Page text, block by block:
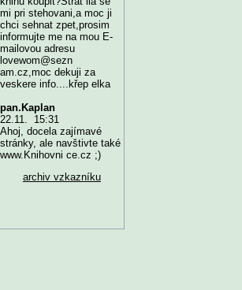
mi pri stehovani,a moc ji
chci sehnat zpet,prosim
informujte me na mou E-
mailovou adresu
lovewom@sezn
am.cz,moc dekuji za
veskere info....křep elka
pan.Kaplan
22.11. 15:31
Ahoj, docela zajímavé
stránky, ale navštivte také
www.Knihovni ce.cz ;)
archiv vzkazníku